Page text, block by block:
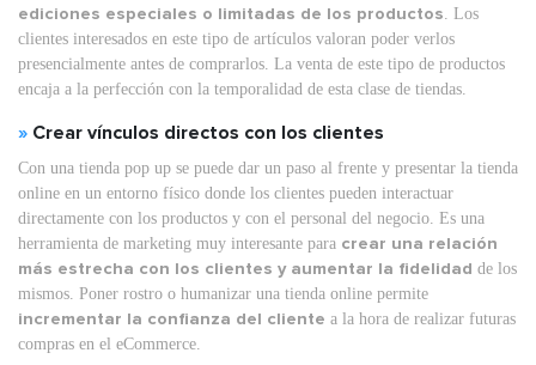
ediciones especiales o limitadas de los productos . Los
clientes interesados en este tipo de artículos valoran poder verlos
presencialmente antes de comprarlos. La venta de este tipo de productos
encaja a la perfección con la temporalidad de esta clase de tiendas.
» Crear vínculos directos con los clientes
Con una tienda pop up se puede dar un paso al frente y presentar la tienda
online en un entorno físico donde los clientes pueden interactuar
directamente con los productos y con el personal del negocio. Es una
herramienta de marketing muy interesante para crear una relación
más estrecha con los clientes y aumentar la fidelidad de los
mismos. Poner rostro o humanizar una tienda online permite
incrementar la confianza del cliente a la hora de realizar futuras
compras en el eCommerce.